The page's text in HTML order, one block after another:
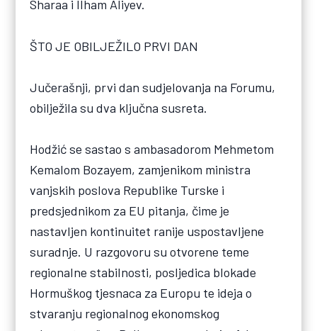
Sharaa i Ilham Aliyev.
ŠTO JE OBILJEŽILO PRVI DAN
Jučerašnji, prvi dan sudjelovanja na Forumu,
obilježila su dva ključna susreta.
Hodžić se sastao s ambasadorom Mehmetom
Kemalom Bozayem, zamjenikom ministra
vanjskih poslova Republike Turske i
predsjednikom za EU pitanja, čime je
nastavljen kontinuitet ranije uspostavljene
suradnje. U razgovoru su otvorene teme
regionalne stabilnosti, posljedica blokade
Hormuškog tjesnaca za Europu te ideja o
stvaranju regionalnog ekonomskog